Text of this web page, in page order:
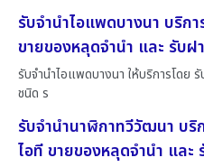
รับจำนำไอแพดบางนา บริก
ขายของหลุดจำนำ และ รับ
รับจำนำไอแพดบางนา ให้บริการโดย
ชนิด ร
รับจำนำนาฬิกาทวีวัฒนา บ
ไอที ขายของหลุดจำนำ แล